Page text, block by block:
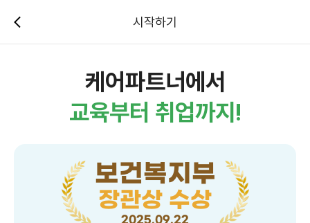
시작하기
케어파트너에서
교육부터 취업까지!
보건복지부
장관상 수상
2025.09.22